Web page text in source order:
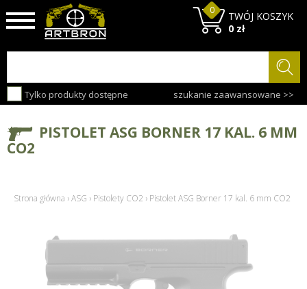
Tylko produkty dostępne szukanie zaawansowane >>
TWÓJ KOSZYK
0
0 zł
PISTOLET ASG BORNER 17 KAL. 6 MM
CO2
Strona główna ›ASG › Pistolety CO2 › Pistolet ASG Borner 17 kal. 6 mm CO2